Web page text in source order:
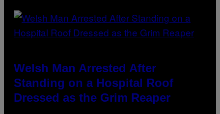
Welsh Man Arrested After
Standing on a Hospital Roof
Dressed as the Grim Reaper